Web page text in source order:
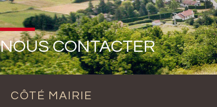
NOUS CONTACTER
CÔTÉ MAIRIE